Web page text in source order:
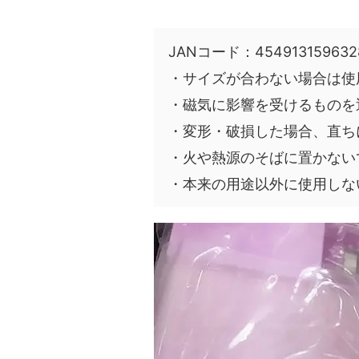
JANコード：
・サイズが合わない場合は
・磁気に影響を受けるもの
・変形・破損した場合、直
・火や熱源のそばに置かな
・本来の用途以外に使用し